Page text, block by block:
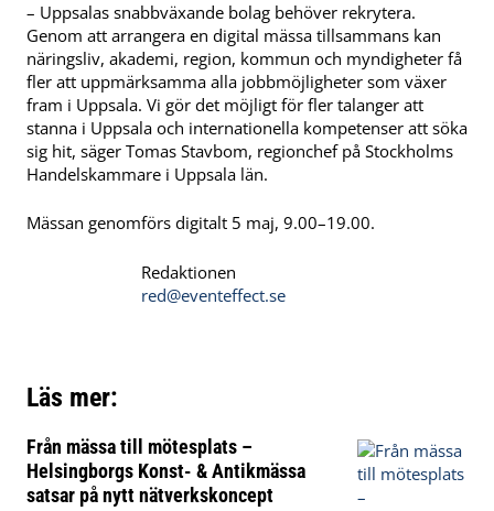
– Uppsalas snabbväxande bolag behöver rekrytera.
Genom att arrangera en digital mässa tillsammans kan
näringsliv, akademi, region, kommun och myndigheter få
fler att uppmärksamma alla jobbmöjligheter som växer
fram i Uppsala. Vi gör det möjligt för fler talanger att
stanna i Uppsala och internationella kompetenser att söka
sig hit, säger Tomas Stavbom, regionchef på Stockholms
Handelskammare i Uppsala län.
Mässan genomförs digitalt 5 maj, 9.00–19.00.
Redaktionen
red@eventeffect.se
Läs mer:
Från mässa till mötesplats –
Helsingborgs Konst- & Antikmässa
satsar på nytt nätverkskoncept